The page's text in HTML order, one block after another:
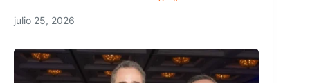
julio 25, 2026